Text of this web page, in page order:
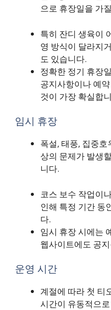
으로 휴장일을 가
특히 잔디 생육이
영 방식이 달라지
도 있습니다.
정확한 정기 휴장
공지사항이나 예
것이 가장 확실합
임시 휴장
폭설, 태풍, 집중
상의 문제가 발생
니다.
코스 보수 작업이
인해 특정 기간 동
다.
임시 휴장 시에는
웹사이트에도 공
운영 시간
계절에 따라 첫 티
시간이 유동적으